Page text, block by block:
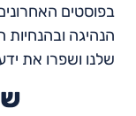
בפוסטים
הנהיגה
שלנו ושפרו את